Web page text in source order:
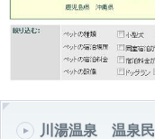
川湯温泉 温泉